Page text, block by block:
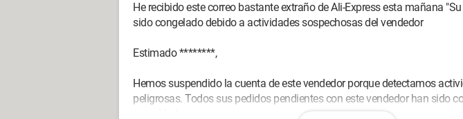
He recibido este correo bastante extraño de Ali-Express esta mañana
sido congelado debido a actividades sospechosas del vendedor
Estimado ********,
Hemos suspendido la cuenta de este vendedor porque detectamos
peligrosas. Todos sus pedidos pendientes con este vendedor han sido